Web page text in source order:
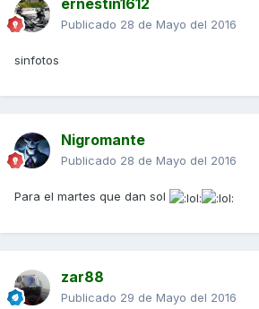
ernestin1612
Publicado 28 de Mayo del 2016
sinfotos
Nigromante
Publicado 28 de Mayo del 2016
Para el martes que dan sol
zar88
Publicado 29 de Mayo del 2016